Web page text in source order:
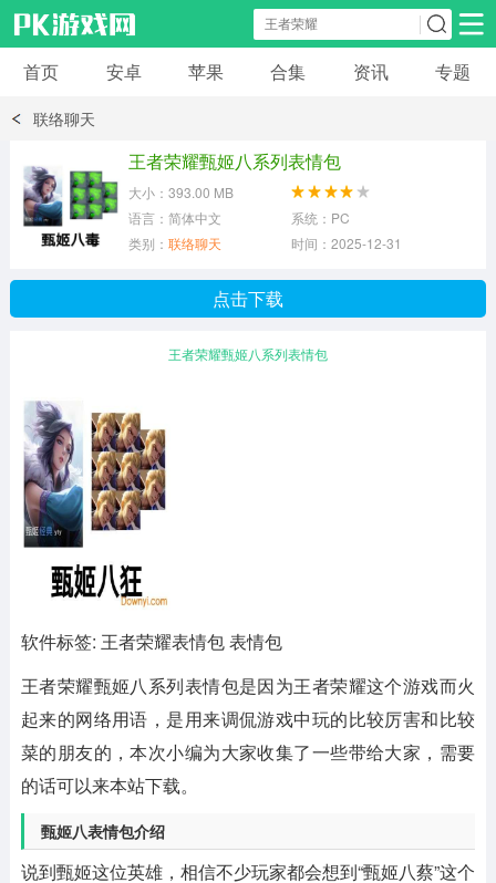
安卓应用 安卓游戏
模拟经营
首页 安卓 苹果 合集 资讯 专题
联络聊天
王者荣耀甄姬八系列表情包
大小：393.00 MB
语言：简体中文
系统：PC
类别： 联络聊天 时间：2025-12-31
点击下载
王者荣耀甄姬八系列表情包
软件标签: 王者荣耀表情包 表情包
王者荣耀甄姬八系列表情包是因为王者荣耀这个游戏而火
起来的网络用语，是用来调侃游戏中玩的比较厉害和比较
菜的朋友的，本次小编为大家收集了一些带给大家，需要
的话可以来本站下载。
甄姬八表情包介绍
说到甄姬这位英雄，相信不少玩家都会想到“甄姬八蔡”这个